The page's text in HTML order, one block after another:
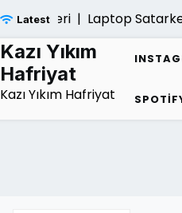
Latest Laptop Satarken
Kazı Yıkım
Hafriyat
Kazı Yıkım Hafriyat